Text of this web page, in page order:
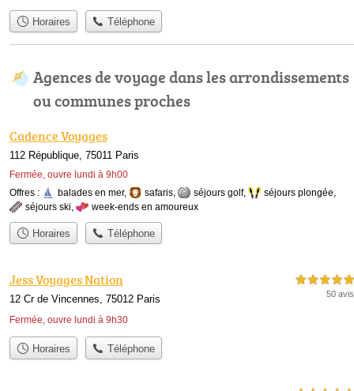
Horaires Téléphone
Agences de voyage dans les arrondissements
ou communes proches
Cadence Voyages
112 République, 75011 Paris
Fermée, ouvre lundi à 9h00
Offres :
balades en mer, safaris, séjours golf, séjours plongée,
séjours ski, week-ends en amoureux
Horaires Téléphone
Jess Voyages Nation
12 Cr de Vincennes, 75012 Paris
Fermée, ouvre lundi à 9h30
5,0 étoiles sur 5
50 avis
Horaires Téléphone